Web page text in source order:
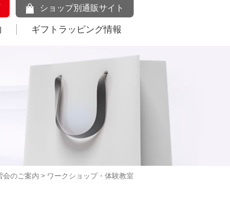
ショップ別通販サイト
ギフトラッピング情報
会のご案内 > ワークショップ・体験教室